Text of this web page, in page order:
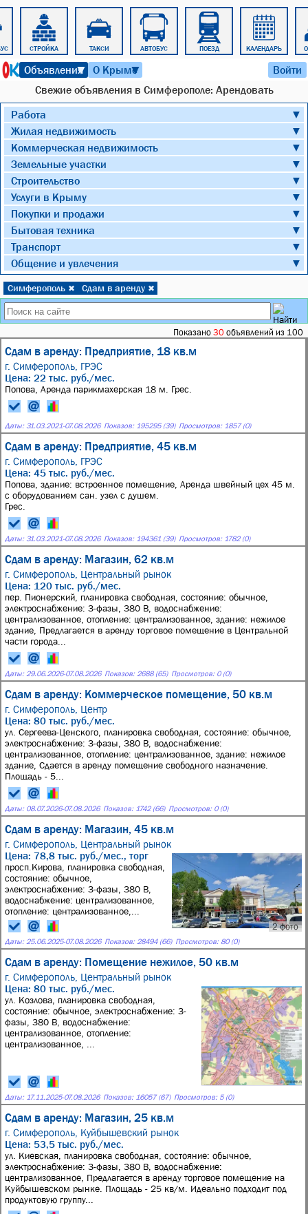
СТРОЙКА ТАКСИ АВТОБУС ПОЕЗД КАЛЕНДАРЬ
Объявления
▼ О Крыме
▼ Войти
Cвежие объявления в Симферополе: Арендовать
Работа
▼
Жилая недвижимость ▼
Коммерческая недвижимость ▼
Земельные участки ▼
Строительство ▼
Услуги в Крыму ▼
Покупки и продажи ▼
Бытовая техника ▼
Транспорт ▼
Общение и увлечения ▼
Симферополь ✖ Сдам в аренду ✖
Показано 30 объявлений из 100
Сдам в аренду: Предприятие, 18 кв.м
г. Симферополь, ГРЭС
Цена: 22 тыс. руб./мес.
Попова, Аренда парикмахерская 18 м. Грес.
Даты: 31.03.2021-07.08.2026 Показов: 195295 (39) Просмотров: 1857 (0)
Сдам в аренду: Предприятие, 45 кв.м
г. Симферополь, ГРЭС
Цена: 45 тыс. руб./мес.
Попова, здание: встроенное помещение, Аренда швейный цех 45 м.
с оборудованием сан. узел с душем.
Грес.
Даты: 31.03.2021-07.08.2026 Показов: 194361 (39) Просмотров: 1782 (0)
Сдам в аренду: Магазин, 62 кв.м
г. Симферополь, Центральный рынок
Цена: 120 тыс. руб./мес.
пер. Пионерский, планировка свободная, состояние: обычное,
электроснабжение: 3-фазы, 380 В, водоснабжение:
централизованное, отопление: централизованное, здание: нежилое
здание, Предлагается в аренду торговое помещение в Центральной
части города...
Даты: 29.06.2026-07.08.2026 Показов: 2688 (65) Просмотров: 0 (0)
Сдам в аренду: Коммерческое помещение, 50 кв.м
г. Симферополь, Центр
Цена: 80 тыс. руб./мес.
ул. Сергеева-Ценского, планировка свободная, состояние: обычное,
электроснабжение: 3-фазы, 380 В, водоснабжение:
централизованное, отопление: централизованное, здание: нежилое
здание, Сдается в аренду помещение свободного назначение.
Площадь - 5...
Даты: 08.07.2026-07.08.2026 Показов: 1742 (66) Просмотров: 0 (0)
Сдам в аренду: Магазин, 45 кв.м
г. Симферополь, Центральный рынок
2 фото
Цена: 78,8 тыс. руб./мес., торг
просп.Кирова, планировка свободная,
состояние: обычное,
электроснабжение: 3-фазы, 380 В,
водоснабжение: централизованное,
отопление: централизованное,...
Даты: 25.06.2025-07.08.2026 Показов: 28494 (66) Просмотров: 80 (0)
Сдам в аренду: Помещение нежилое, 50 кв.м
г. Симферополь, Центральный рынок
Цена: 80 тыс. руб./мес.
ул. Козлова, планировка свободная,
состояние: обычное, электроснабжение: 3-
фазы, 380 В, водоснабжение:
централизованное, отопление:
централизованное, ...
Даты: 17.11.2025-07.08.2026 Показов: 16057 (67) Просмотров: 5 (0)
Сдам в аренду: Магазин, 25 кв.м
г. Симферополь, Куйбышевский рынок
Цена: 53,5 тыс. руб./мес.
ул. Киевская, планировка свободная, состояние: обычное,
электроснабжение: 3-фазы, 380 В, водоснабжение:
централизованное, Предлагается в аренду торговое помещение на
Куйбышевском рынке. Площадь - 25 кв/м. Идеально подходит под
продуктовую группу...